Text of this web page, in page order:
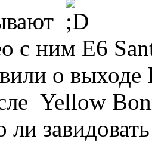
с ним E6
о
Yellow
ли